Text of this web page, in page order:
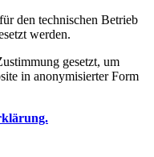
den technischen Betrieb
werden.
gesetzt, um
in anonymisierter Form